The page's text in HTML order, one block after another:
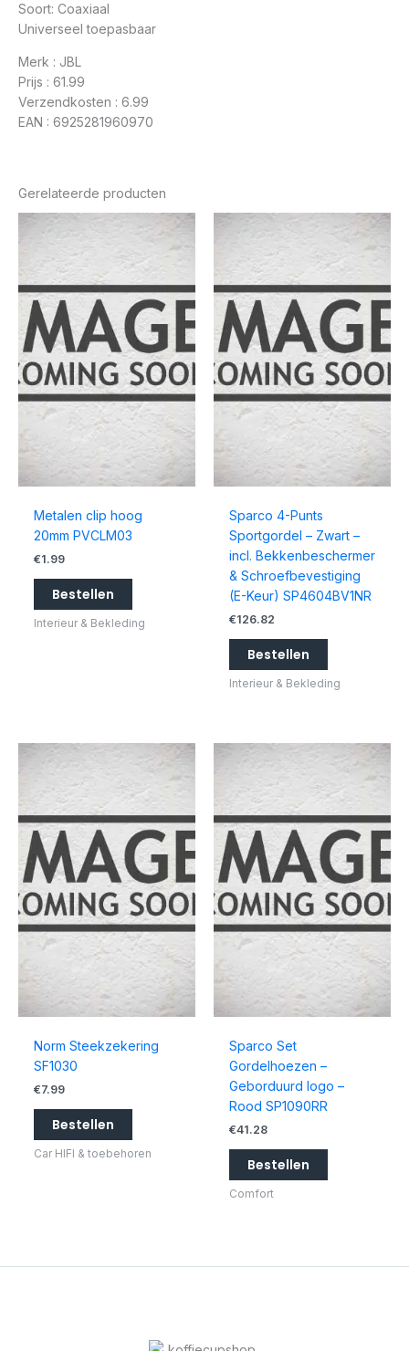
Soort: Coaxiaal
Universeel toepasbaar
Merk : JBL
Prijs : 61.99
Verzendkosten : 6.99
EAN : 6925281960970
Gerelateerde producten
Metalen clip hoog
20mm PVCLM03
€1.99
Bestellen
Interieur & Bekleding
Sparco 4-Punts
Sportgordel – Zwart –
incl. Bekkenbeschermer
& Schroefbevestiging
(E-Keur) SP4604BV1NR
€126.82
Bestellen
Interieur & Bekleding
Norm Steekzekering
SF1030
€7.99
Bestellen
Car HIFI & toebehoren
Sparco Set
Gordelhoezen –
Geborduurd logo –
Rood SP1090RR
€41.28
Bestellen
Comfort